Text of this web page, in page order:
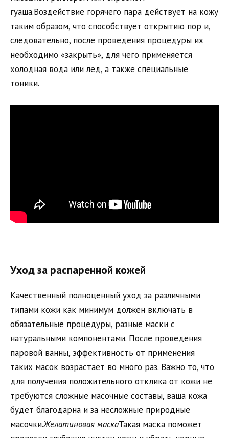
гуаша.Воздействие горячего пара действует на кожу
таким образом, что способствует открытию пор и,
следовательно, после проведения процедуры их
необходимо «закрыть», для чего применяется
холодная вода или лед, а также специальные
тоники.
Уход за распаренной кожей
Качественный полноценный уход за различными
типами кожи как минимум должен включать в
обязательные процедуры, разные маски с
натуральными компонентами. После проведения
паровой ванны, эффективность от применения
таких масок возрастает во много раз. Важно то, что
для получения положительного отклика от кожи не
требуются сложные масочные составы, ваша кожа
будет благодарна и за несложные природные
масочки.Желатиновая маскаТакая маска поможет